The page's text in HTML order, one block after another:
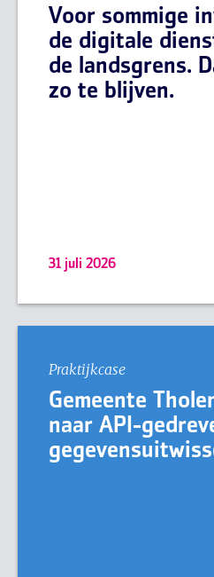
Voor sommige
de digitale
de landsgrens.
zo te blijven.
31 juli 2026
Praktijkcase
Gemeente
naar API-